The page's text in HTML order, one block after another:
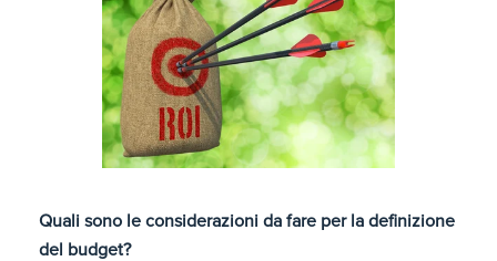
Quali sono le considerazioni da fare per la definizione
del budget?